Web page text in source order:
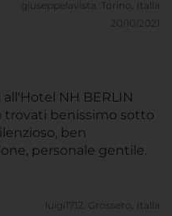
giuseppelavista.
Torino, Italia
20/10/2021
NH BERLIN
trovati benissimo sotto
personale gentile.
luigi1712.
Grosseto, Italia